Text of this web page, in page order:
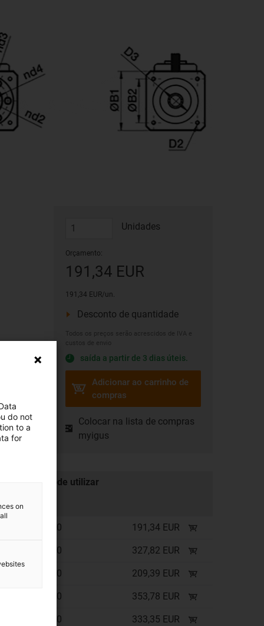
Unidades
Orçamento:
191,34 EUR
191,34 EUR/un.
Desconto de quantidade
Todos os preços serão acrescidos de IVA e
custos de envio
saída a partir de 3 dias úteis.
Adicionar ao carrinho de
compras
Colocar na lista de compras
myigus
Pode utilizar
mm*
100 191,34 EUR
100 327,82 EUR
150 209,39 EUR
150 353,78 EUR
200 333,35 EUR
do not
to a
for
on